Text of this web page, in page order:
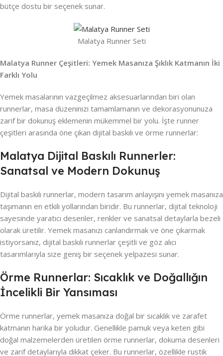
bütçe dostu bir seçenek sunar.
Malatya Runner Seti
Malatya Runner Çeşitleri: Yemek Masanıza Şıklık Katmanın İki
Farklı Yolu
Yemek masalarının vazgeçilmez aksesuarlarından biri olan
runnerlar, masa düzeninizi tamamlamanın ve dekorasyonunuza
zarif bir dokunuş eklemenin mükemmel bir yolu. İşte runner
çeşitleri arasında öne çıkan dijital baskılı ve örme runnerlar:
Malatya Dijital Baskılı Runnerler:
Sanatsal ve Modern Dokunuş
Dijital baskılı runnerlar, modern tasarım anlayışını yemek masanıza
taşımanın en etkili yollarından biridir. Bu runnerlar, dijital teknoloji
sayesinde yaratıcı desenler, renkler ve sanatsal detaylarla bezeli
olarak üretilir. Yemek masanızı canlandırmak ve öne çıkarmak
istiyorsanız, dijital baskılı runnerlar çeşitli ve göz alıcı
tasarımlarıyla size geniş bir seçenek yelpazesi sunar.
Örme Runnerlar: Sıcaklık ve Doğallığın
İncelikli Bir Yansıması
Örme runnerlar, yemek masanıza doğal bir sıcaklık ve zarafet
katmanın harika bir yoludur. Genellikle pamuk veya keten gibi
doğal malzemelerden üretilen örme runnerlar, dokuma desenleri
ve zarif detaylarıyla dikkat çeker. Bu runnerlar, özellikle rustik